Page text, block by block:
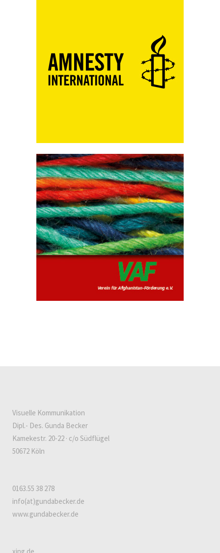
Visuelle Kommunikation
Dipl.- Des. Gunda Becker
Kamekestr. 20-22 · c/o Südflügel
50672 Köln
0163.55 38 278
info(at)gundabecker.de
www.gundabecker.de